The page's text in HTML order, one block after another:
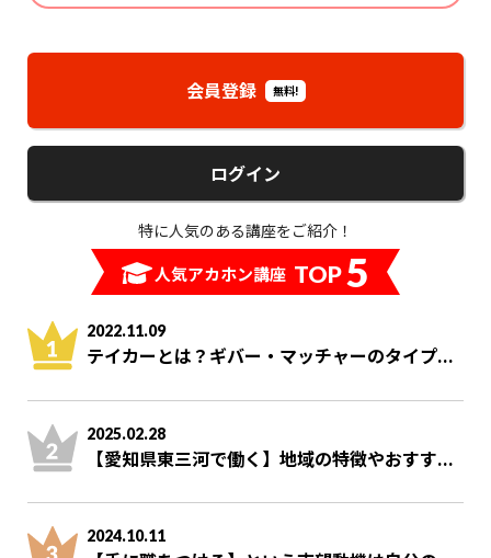
会員登録 無料!
ログイン
特に人気のある講座をご紹介！
人気アカホン講座 TOP5
2022.11.09
テイカーとは？ギバー・マッチャーのタイプ...
2025.02.28
【愛知県東三河で働く】地域の特徴やおすす...
2024.10.11